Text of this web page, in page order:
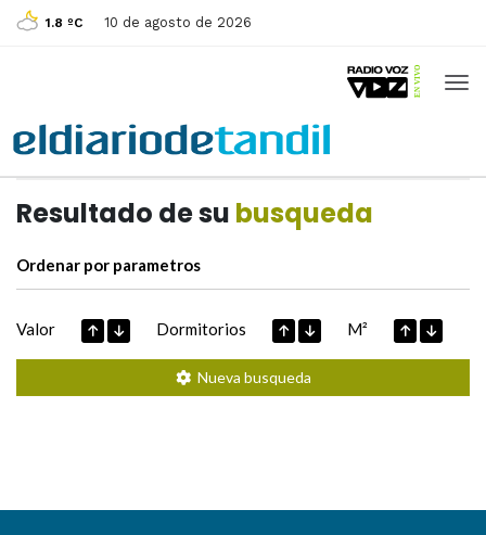
1.8 ºC 10 de agosto de 2026
Resultado de su busqueda
Ordenar por parametros
Valor Dormitorios M²
Nueva busqueda